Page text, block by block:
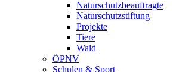
Naturschutzbeauftragte
Naturschutzstiftung
Projekte
Tiere
Wald
ÖPNV
Schulen & Sport